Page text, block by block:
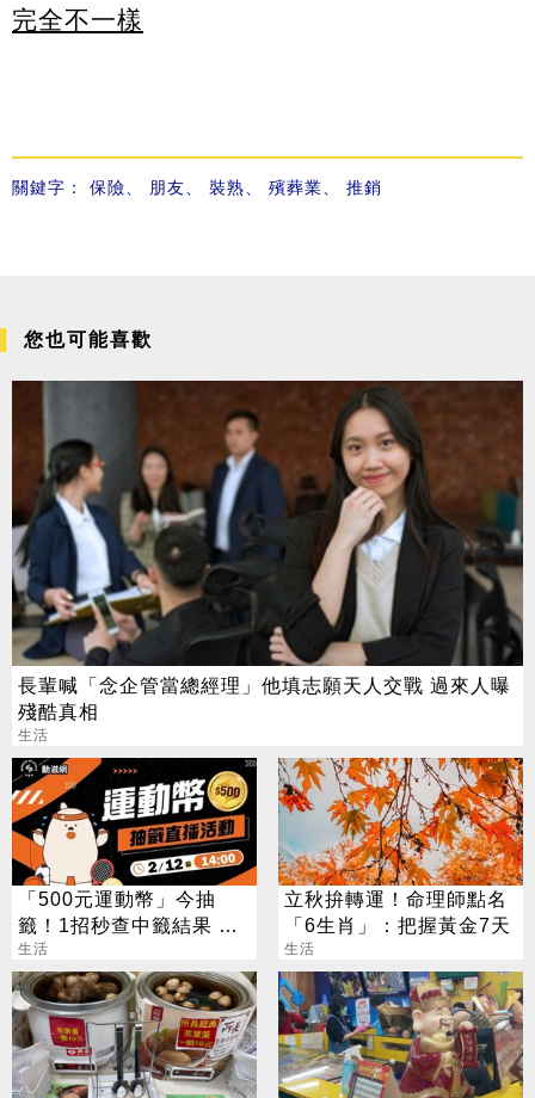
完全不一樣
關鍵字： 保險 朋友 裝熟 殯葬業 推銷
您也可能喜歡
長輩喊「念企管當總經理」他填志願天人交戰 過來人曝
殘酷真相
生活
「500元運動幣」今抽
籤！1招秒查中籤結果 領
取、使用方法一次看
生活
立秋拚轉運！命理師點名
「6生肖」：把握黃金7天
生活